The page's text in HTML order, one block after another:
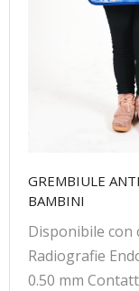
GREMBIULE
BAMBINI
Disponibile con
Radiografie
0.50 mm